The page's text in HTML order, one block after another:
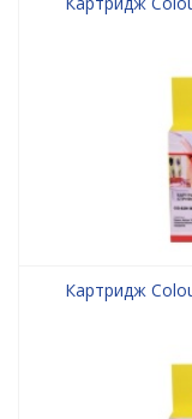
Картридж